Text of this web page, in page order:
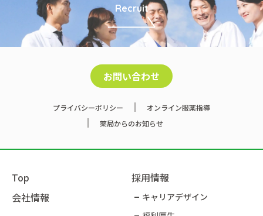
Recruit
お問い合わせ
プライバシーポリシー
オンライン服薬指導
薬局からのお知らせ
Top
会社情報
採用情報
キャリアデザイン